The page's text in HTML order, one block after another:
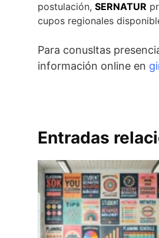
postulación, SERNATUR
cupos regionales
Para conusltas
información online en
Entradas